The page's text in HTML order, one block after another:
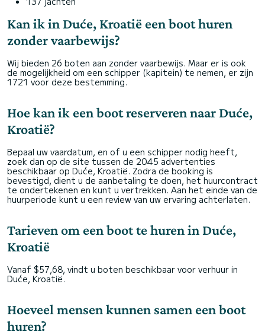
Kan ik in Duće, Kroatië een boot huren
zonder vaarbewijs?
Wij bieden 26 boten aan zonder vaarbewijs. Maar er is ook
de mogelijkheid om een schipper (kapitein) te nemen, er zijn
1721 voor deze bestemming.
Hoe kan ik een boot reserveren naar Duće,
Kroatië?
Bepaal uw vaardatum, en of u een schipper nodig heeft,
zoek dan op de site tussen de 2045 advertenties
beschikbaar op Duće, Kroatië. Zodra de booking is
bevestigd, dient u de aanbetaling te doen, het huurcontract
te ondertekenen en kunt u vertrekken. Aan het einde van de
huurperiode kunt u een review van uw ervaring achterlaten.
Tarieven om een boot te huren in Duće,
Kroatië
Vanaf $57,68, vindt u boten beschikbaar voor verhuur in
Duće, Kroatië.
Hoeveel mensen kunnen samen een boot
huren?